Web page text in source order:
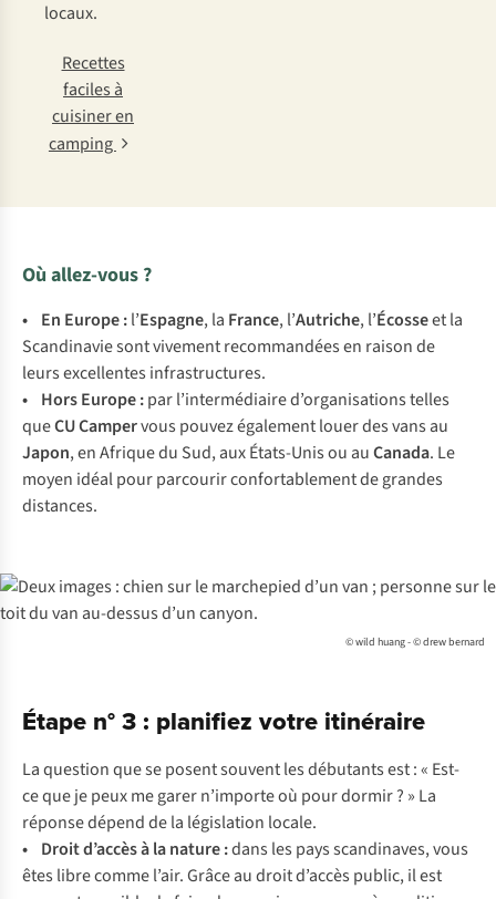
locaux.
Recettes
faciles à
cuisiner en
camping
Où allez-vous ?
• En Europe :l’Espagne, la France, l’Autriche, l’Écosseet la
Scandinavie sont vivement recommandées en raison de
leurs excellentes infrastructures.
• Hors Europe :par l’intermédiaire d’organisations telles
queCU Campervous pouvez également louer des vans au
Japon, en Afrique du Sud, aux États-Unis ou auCanada. Le
moyen idéal pour parcourir confortablement de grandes
distances.
© wild huang - © drew bernard
Étape n° 3 : planifiez votre itinéraire
La question que se posent souvent les débutants est : « Est-
ce que je peux me garer n’importe où pour dormir ? » La
réponse dépend de la législation locale.
• Droit d’accès à la nature :dans les pays scandinaves, vous
êtes libre comme l’air. Grâce au droit d’accès public, il est